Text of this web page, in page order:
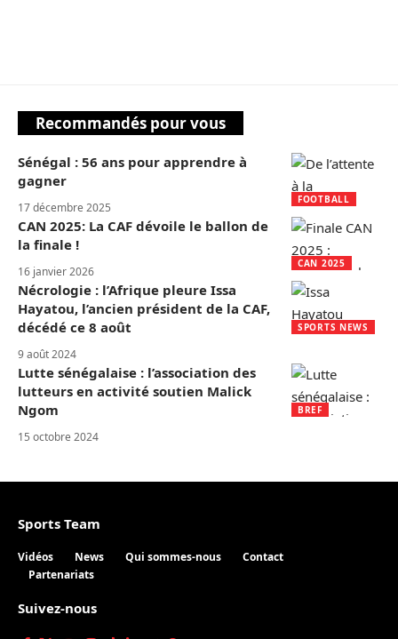
Recommandés pour vous
FOOTBALL
Sénégal : 56 ans pour apprendre à
gagner
17 décembre 2025
CAN 2025
CAN 2025: La CAF dévoile le ballon de
la finale !
16 janvier 2026
SPORTS NEWS
Nécrologie : l’Afrique pleure Issa
Hayatou, l’ancien président de la CAF,
décédé ce 8 août
9 août 2024
BREF
Lutte sénégalaise : l’association des
lutteurs en activité soutien Malick
Ngom
15 octobre 2024
Sports Team
Vidéos News Qui sommes-nous
Contact
Partenariats
Suivez-nous